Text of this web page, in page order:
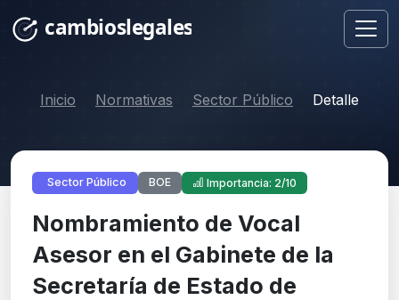
Inicio Normativas Sector Público Detalle
Sector Público BOE Importancia: 2/10
Nombramiento de Vocal
Asesor en el Gabinete de la
Secretaría de Estado de